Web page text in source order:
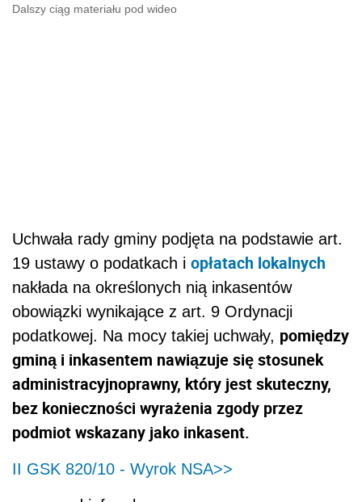
Dalszy ciąg materiału pod wideo
Uchwała rady gminy podjęta na podstawie art.
19 ustawy o podatkach i opłatach lokalnych
nakłada na określonych nią inkasentów
obowiązki wynikające z art. 9 Ordynacji
podatkowej. Na mocy takiej uchwały, pomiędzy
gminą i inkasentem nawiązuje się stosunek
administracyjnoprawny, który jest skuteczny,
bez konieczności wyrażenia zgody przez
podmiot wskazany jako inkasent.
II GSK 820/10 - Wyrok NSA>>